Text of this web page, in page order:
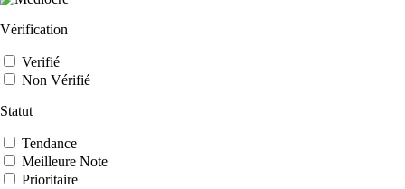
Vérification
Verifié
Non Vérifié
Statut
Tendance
Meilleure Note
Prioritaire